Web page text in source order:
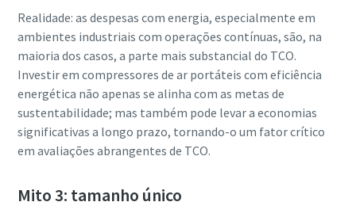
Realidade: as despesas com energia, especialmente em
ambientes industriais com operações contínuas, são, na
maioria dos casos, a parte mais substancial do TCO.
Investir em compressores de ar portáteis com eficiência
energética não apenas se alinha com as metas de
sustentabilidade; mas também pode levar a economias
significativas a longo prazo, tornando-o um fator crítico
em avaliações abrangentes de TCO.
Mito 3: tamanho único